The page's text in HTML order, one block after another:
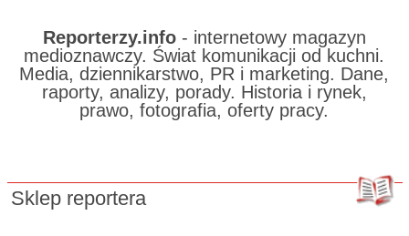
Reporterzy.info- internetowy magazyn
medioznawczy. Świat komunikacji od kuchni.
Media, dziennikarstwo, PR i marketing. Dane,
raporty, analizy, porady. Historia i rynek,
prawo, fotografia, oferty pracy.
Sklep reportera